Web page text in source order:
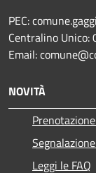
PEC:
Centralino Unico:
Email:
NOVITÀ
Leggi le FAQ